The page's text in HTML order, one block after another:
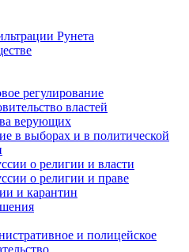
Рунета
регулирование
властей
верующих
в выборах и в политической
о религии и власти
о религии и праве
и карантин
и полицейское